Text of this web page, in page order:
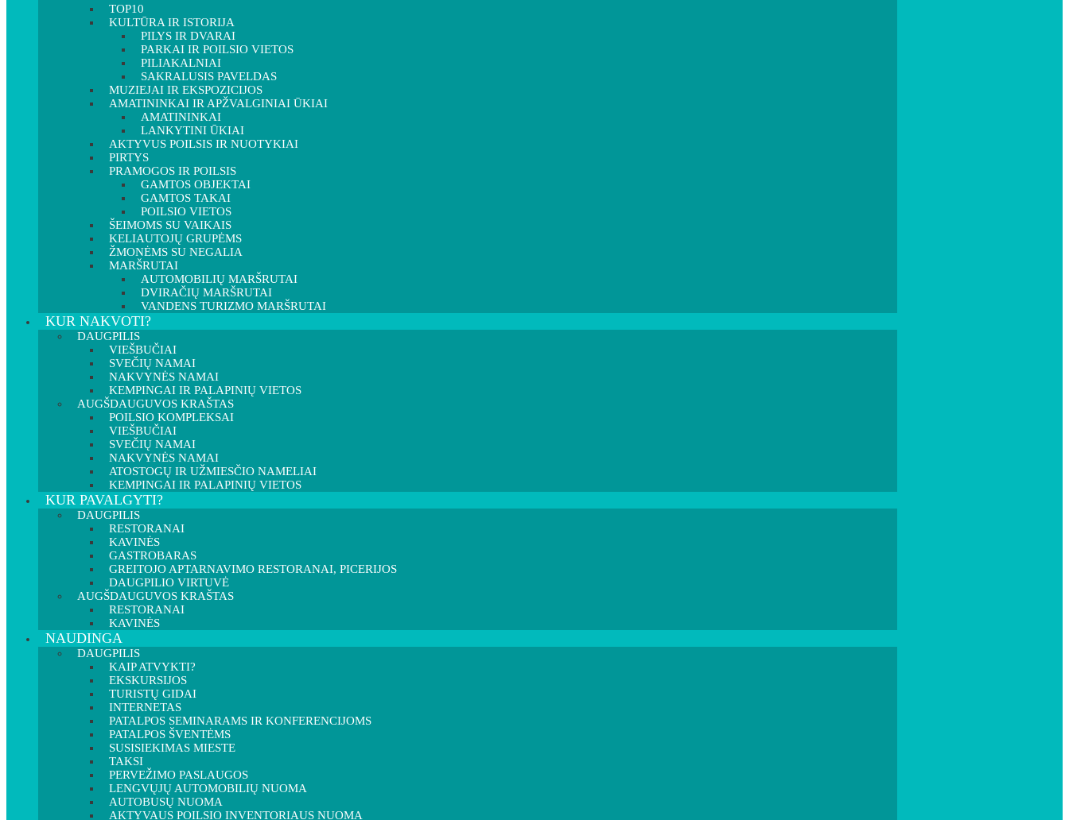
TOP10
KULTŪRA IR ISTORIJA
PILYS IR DVARAI
PARKAI IR POILSIO VIETOS
PILIAKALNIAI
SAKRALUSIS PAVELDAS
MUZIEJAI IR EKSPOZICIJOS
AMATININKAI IR APŽVALGINIAI ŪKIAI
AMATININKAI
LANKYTINI ŪKIAI
AKTYVUS POILSIS IR NUOTYKIAI
PIRTYS
PRAMOGOS IR POILSIS
GAMTOS OBJEKTAI
GAMTOS TAKAI
POILSIO VIETOS
ŠEIMOMS SU VAIKAIS
KELIAUTOJŲ GRUPĖMS
ŽMONĖMS SU NEGALIA
MARŠRUTAI
AUTOMOBILIŲ MARŠRUTAI
DVIRAČIŲ MARŠRUTAI
VANDENS TURIZMO MARŠRUTAI
KUR NAKVOTI?
DAUGPILIS
VIEŠBUČIAI
SVEČIŲ NAMAI
NAKVYNĖS NAMAI
KEMPINGAI IR PALAPINIŲ VIETOS
AUGŠDAUGUVOS KRAŠTAS
POILSIO KOMPLEKSAI
VIEŠBUČIAI
SVEČIŲ NAMAI
NAKVYNĖS NAMAI
ATOSTOGŲ IR UŽMIESČIO NAMELIAI
KEMPINGAI IR PALAPINIŲ VIETOS
KUR PAVALGYTI?
DAUGPILIS
RESTORANAI
KAVINĖS
GASTROBARAS
GREITOJO APTARNAVIMO RESTORANAI, PICERIJOS
DAUGPILIO VIRTUVĖ
AUGŠDAUGUVOS KRAŠTAS
RESTORANAI
KAVINĖS
NAUDINGA
DAUGPILIS
KAIP ATVYKTI?
EKSKURSIJOS
TURISTŲ GIDAI
INTERNETAS
PATALPOS SEMINARAMS IR KONFERENCIJOMS
PATALPOS ŠVENTĖMS
SUSISIEKIMAS MIESTE
TAKSI
PERVEŽIMO PASLAUGOS
LENGVŲJŲ AUTOMOBILIŲ NUOMA
AUTOBUSŲ NUOMA
AKTYVAUS POILSIO INVENTORIAUS NUOMA